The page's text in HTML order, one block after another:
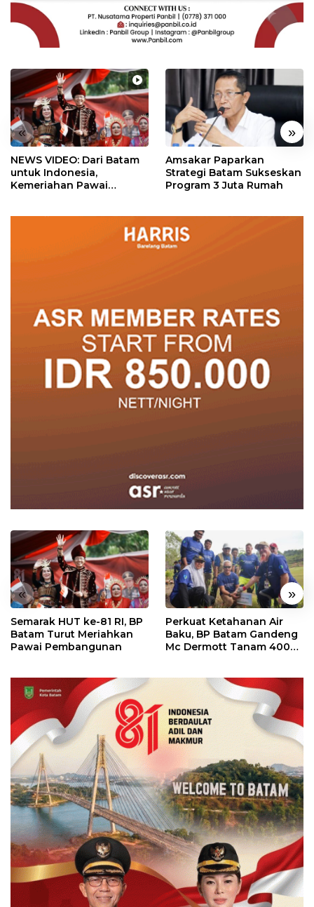
« »
NEWS VIDEO: Dari Batam
untuk Indonesia,
Kemeriahan Pawai
Warna
Amsakar Paparkan
Strategi Batam Sukseskan
Program 3 Juta Rumah
« »
Semarak HUT ke-81 RI, BP
Batam Turut Meriahkan
Pawai Pembangunan
Perkuat Ketahanan Air
Baku, BP Batam Gandeng
Mc Dermott Tanam 400
Bendungan Sei Nongsa